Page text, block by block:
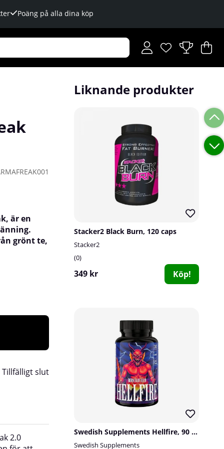
Poäng på alla dina köp
Önskelista
Antal i
.
.
är en
grönt te,
Tillfälligt slut
Liknande produkter
Stacker2 Black Burn, 120 caps
Stacker2
0
349 kr Köp!
Swedish Supplements Hellfire, 90 caps
Swedish Supplements
2.0
Information:Detta är ett kosttillskott och